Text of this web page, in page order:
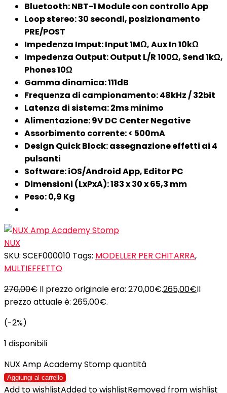
Bluetooth: NBT-1 Module con controllo App
Loop stereo: 30 secondi, posizionamento
PRE/POST
Impedenza Imput: Input 1MΩ, Aux In 10kΩ
Impedenza Output: Output L/R 100Ω, Send 1kΩ,
Phones 10Ω
Gamma dinamica: 111dB
Frequenza di campionamento: 48kHz / 32bit
Latenza di sistema: 2ms minimo
Alimentazione: 9V DC Center Negative
Assorbimento corrente: < 500mA
Design Quick Block: assegnazione effetti ai 4
pulsanti
Software: iOS/Android App, Editor PC
Dimensioni (LxPxA): 183 x 30 x 65,3 mm
Peso: 0,9 Kg
NUX
SKU: SCEF000010 Tags: MODELLER PER CHITARRA,
MULTIEFFETTO
270,00€ Il prezzo originale era: 270,00€.265,00€Il
prezzo attuale è: 265,00€.
(-2%)
1 disponibili
NUX Amp Academy Stomp quantità
Aggiungi al carrello
Add to wishlistAdded to wishlistRemoved from wishlist